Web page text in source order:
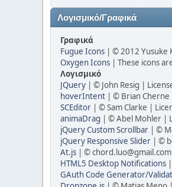
Λογισμικό/Γραφικά
Γραφικά
Fugue Icons | © 2012 Yusuke
Oxygen Icons | These icons
Λογισμικό
JQuery | © John Resig |
hoverIntent | © Brian
SCEditor | © Sam Clarke |
animaDrag | © Abel Mohler |
jQuery Custom Scrollbar | ©
jQuery Responsive Slider | ©
At.js | ©
HTML5 Desktop Notifications
GAuth Code Generator/